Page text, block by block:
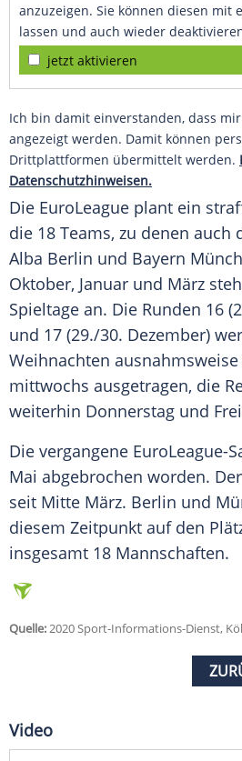
anzuzeigen. Sie können diesen mit
lassen und auch wieder
jetzt aktivieren
Ich bin damit einverstanden, dass
angezeigt werden. Damit können
Drittplattformen übermittelt werden.
Datenschutzhinweisen.
Die EuroLeague plant ein
die 18 Teams, zu denen auch
Alba Berlin und Bayern
Oktober, Januar und März
Spieltage an. Die Runden 16
und 17 (29./30. Dezember)
Weihnachten
mittwochs ausgetragen, die
weiterhin Donnerstag und
Die vergangene EuroLeague-
Mai abgebrochen worden.
seit Mitte März. Berlin und
diesem Zeitpunkt auf den
insgesamt 18 Mannschaften.
Quelle:2020 Sport-Informations-Dienst,
Video